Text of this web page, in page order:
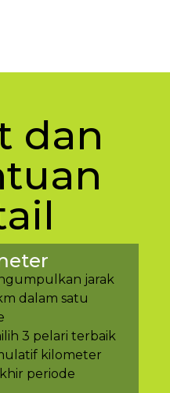
dan
jarak
dalam satu
3 pelari terbaik
kilometer
periode